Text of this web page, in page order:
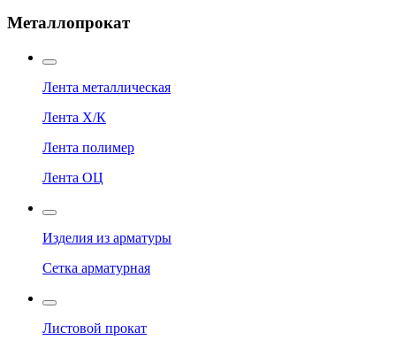
Металлопрокат
Лента металлическая
Лента Х/К
Лента полимер
Лента ОЦ
Изделия из арматуры
Сетка арматурная
Листовой прокат